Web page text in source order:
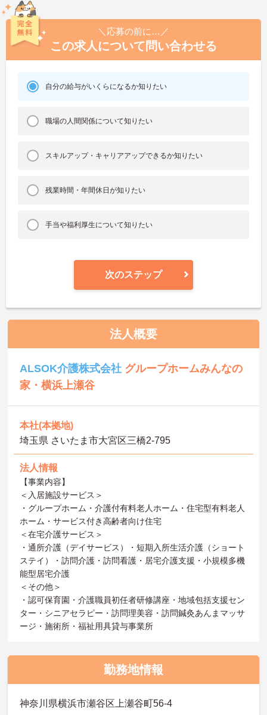
＼応募の前に…／
この求人について問い合わせる
自分の給与がいくらになるか知りたい
職場の人間関係について知りたい
スキルアップ・キャリアアップできるか知りたい
残業時間・年間休日が知りたい
手当や福利厚生について知りたい
次のステップ
法人概要
ALSOK介護株式会社 グループホームみんなの
家・横浜上瀬谷
本社(本拠地)
埼玉県 さいたま市大宮区三橋2-795
法人情報
【事業内容】
＜入居施設サービス＞
・グループホーム・介護付有料老人ホーム・住宅型有料老人
ホーム・サービス付き高齢者向け住宅
＜在宅介護サービス＞
・通所介護（デイサービス）・短期入所生活介護（ショート
ステイ）・訪問介護・訪問看護・居宅介護支援・小規模多機
能型居宅介護
＜その他＞
・認可保育園・介護職員初任者研修講座・地域包括支援セン
ター・シニアセラピー・訪問理美容・訪問鍼灸あんまマッサ
ージ・施術所・福祉用具貸与事業所
勤務地情報
神奈川県横浜市瀬谷区上瀬谷町56-4